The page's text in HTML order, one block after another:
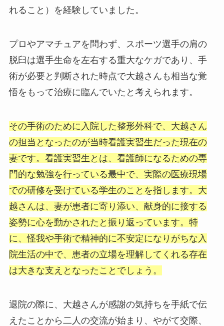
れること）を経験していました。
プロやアマチュアを問わず、スポーツ選手の肩の
脱臼は選手生命を左右する重大なケガであり、手
術が必要と判断された時点で大越さんも相当な覚
悟をもって治療に臨んでいたと考えられます。
その手術のために入院した整形外科で、大越さん
の担当となったのが当時看護実習生だった現在の
妻です。看護実習生とは、看護師になるための専
門的な勉強を行っている最中で、実際の医療現場
での研修を受けている学生のことを指します。大
越さんは、妻が患者に寄り添い、献身的に接する
姿勢に心を動かされたと振り返っています。特
に、怪我や手術で精神的に不安定になりがちな入
院生活の中で、患者の立場を理解してくれる存在
は大きな支えとなったことでしょう。
退院の際に、大越さんが感謝の気持ちを手紙で伝
えたことから二人の交流が始まり、やがて交際、